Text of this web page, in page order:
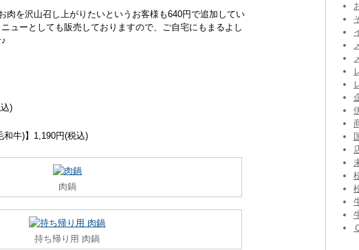
肉を沢山召し上がりたいというお客様も640円で追加してい
ューとしても販売しておりますので、ご自宅にもまるよし
)
和牛)】1,190円(税込)
肉鍋
持ち帰り用 肉鍋